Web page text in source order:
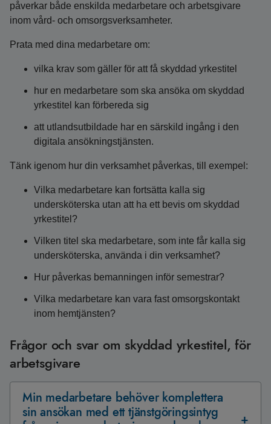
påverkar både enskilda medarbetare och arbetsgivare
inom vård- och omsorgsverksamheter.
Prata med dina medarbetare om:
vilka krav som gäller för att få skyddad yrkestitel
hur en medarbetare som ska ansöka om skyddad
yrkestitel kan förbereda sig
att utlandsutbildade har en särskild ingång i den
digitala ansökningstjänsten.
Tänk igenom hur din verksamhet påverkas, till exempel:
Vilka medarbetare kan fortsätta kalla sig
undersköterska utan att ha ett bevis om skyddad
yrkestitel?
Vilken titel ska medarbetare, som inte får kalla sig
undersköterska, använda i din verksamhet?
Hur påverkas bemanningen inför semestrar?
Vilka medarbetare kan vara fast omsorgskontakt
inom hemtjänsten?
Frågor och svar om skyddad yrkestitel, för
arbetsgivare
Min medarbetare behöver komplettera
sin ansökan med ett tjänstgöringsintyg